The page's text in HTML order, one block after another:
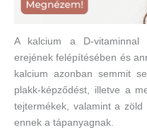
A kalcium a D-vitaminnal
erejének felépítésében és
kalcium azonban semmit
plakk-képződést, illetve a
tejtermékek, valamint a
ennek a tápanyagnak.